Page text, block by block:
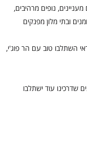
נופים מרהיבים,
ובתי מלון מפנקים
השתלבו טוב עם הר פוג'י,
שדרכינו עוד ישתלבו